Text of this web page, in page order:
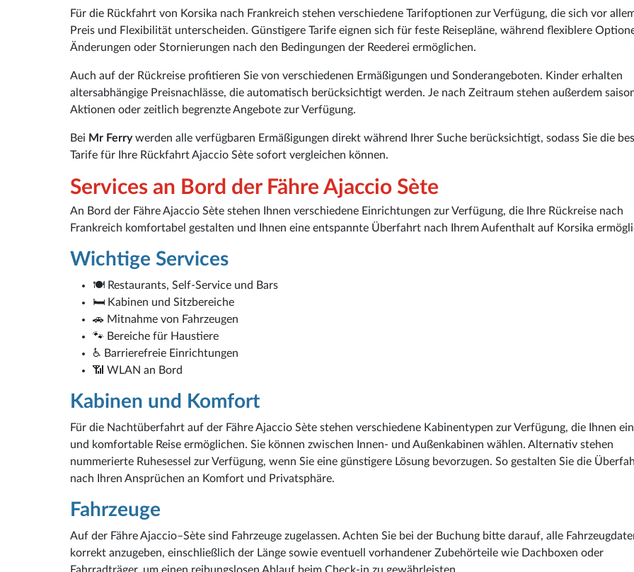
Für die Rückfahrt von Korsika nach Frankreich stehen verschiedene Tarifoptionen zur Verfügung, die sich vor
Preis und Flexibilität unterscheiden. Günstigere Tarife eignen sich für feste Reisepläne, während flexiblere
Änderungen oder Stornierungen nach den Bedingungen der Reederei ermöglichen.
Auch auf der Rückreise profitieren Sie von verschiedenen Ermäßigungen und Sonderangeboten. Kinder erhalten
altersabhängige Preisnachlässe, die automatisch berücksichtigt werden. Je nach Zeitraum stehen außerdem
Aktionen oder zeitlich begrenzte Angebote zur Verfügung.
Bei Mr Ferrywerden alle verfügbaren Ermäßigungen direkt während Ihrer Suche berücksichtigt, sodass Sie die
Tarife für Ihre Rückfahrt Ajaccio Sète sofort vergleichen können.
Services an Bord der Fähre Ajaccio Sète
An Bord der Fähre Ajaccio Sète stehen Ihnen verschiedene Einrichtungen zur Verfügung, die Ihre Rückreise nach
Frankreich komfortabel gestalten und Ihnen eine entspannte Überfahrt nach Ihrem Aufenthalt auf Korsika
Wichtige Services
🍽️ Restaurants, Self-Service und Bars
🛏️ Kabinen und Sitzbereiche
🚗 Mitnahme von Fahrzeugen
🐾 Bereiche für Haustiere
♿ Barrierefreie Einrichtungen
📶 WLAN an Bord
Kabinen und Komfort
Für die Nachtüberfahrt auf der Fähre Ajaccio Sète stehen verschiedene Kabinentypen zur Verfügung, die Ihnen
und komfortable Reise ermöglichen. Sie können zwischen Innen- und Außenkabinen wählen. Alternativ stehen
nummerierte Ruhesessel zur Verfügung, wenn Sie eine günstigere Lösung bevorzugen. So gestalten Sie die
nach Ihren Ansprüchen an Komfort und Privatsphäre.
Fahrzeuge
Auf der Fähre Ajaccio–Sète sind Fahrzeuge zugelassen. Achten Sie bei der Buchung bitte darauf, alle
korrekt anzugeben, einschließlich der Länge sowie eventuell vorhandener Zubehörteile wie Dachboxen oder